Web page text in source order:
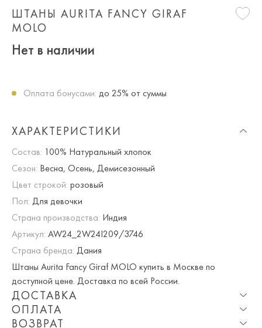
ШТАНЫ AURITA FANCY GIRAF
MOLO
Нет в наличии
Оплата бонусами: до 25% от суммы
ХАРАКТЕРИСТИКИ
Состав: 100% Натуральный хлопок
Сезон: Весна, Осень, Демисезонный
Цвет строкой: розовый
Пол: Для девочки
Страна производства: Индия
Артикул: AW24_2W24I209/3746
Страна бренда: Дания
Штаны Aurita Fancy Giraf MOLO купить в Москве по
доступной цене. Доставка по всей России.
ДОСТАВКА
Опция частичная доставка и примерка доступна для
ОПЛАТА
ВОЗВРАТ